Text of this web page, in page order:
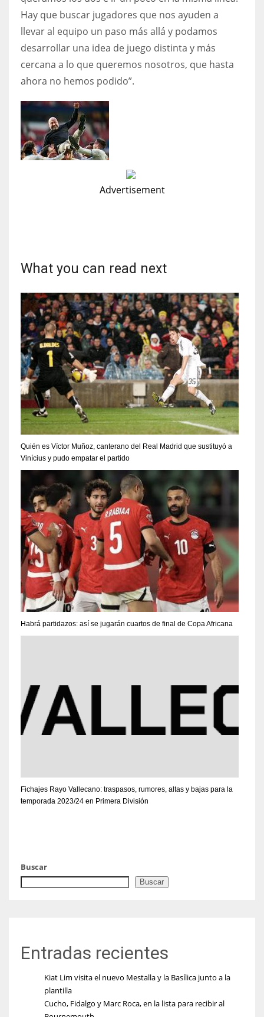
Hay que buscar jugadores que nos ayuden a
llevar al equipo un paso más allá y podamos
desarrollar una idea de juego distinta y más
cercana a lo que queremos nosotros, que hasta
ahora no hemos podido”.
Advertisement
What you can read next
Quién es Víctor Muñoz, canterano del Real Madrid que sustituyó a
Vinícius y pudo empatar el partido
Habrá partidazos: así se jugarán cuartos de final de Copa Africana
Fichajes Rayo Vallecano: traspasos, rumores, altas y bajas para la
temporada 2023/24 en Primera División
Buscar
Buscar
Entradas recientes
Kiat Lim visita el nuevo Mestalla y la Basílica junto a la
plantilla
Cucho, Fidalgo y Marc Roca, en la lista para recibir al